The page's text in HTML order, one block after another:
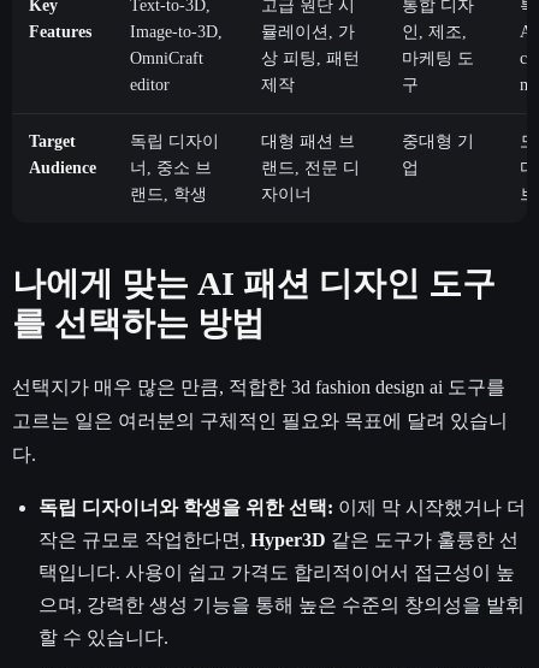
Key
Features
Text-to-3D,
Image-to-3D,
OmniCraft
editor
고급 원단 시
뮬레이션, 가
상 피팅, 패턴
제작
통합 디자
인, 제조,
마케팅 도
구
AI
Target
Audience
독립 디자이
너, 중소 브
랜드, 학생
대형 패션 브
랜드, 전문 디
자이너
중대형 기
업
나에게 맞는 AI 패션 디자인 도구
를 선택하는 방법
선택지가 매우 많은 만큼, 적합한 3d fashion design ai 도구를
고르는 일은 여러분의 구체적인 필요와 목표에 달려 있습니
다.
독립 디자이너와 학생을 위한 선택: 이제 막 시작했거나 더
작은 규모로 작업한다면, Hyper3D 같은 도구가 훌륭한 선
택입니다. 사용이 쉽고 가격도 합리적이어서 접근성이 높
으며, 강력한 생성 기능을 통해 높은 수준의 창의성을 발휘
할 수 있습니다.